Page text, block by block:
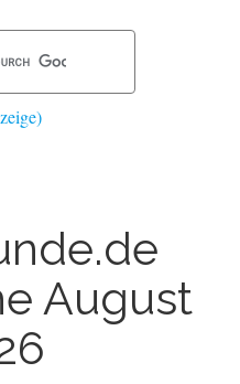
August